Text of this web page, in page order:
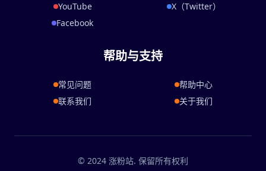
YouTube
X（Twitter）
Facebook
帮助与支持
常见问题
帮助中心
联系我们
关于我们
© 2024 涨粉站. 保留所有权利